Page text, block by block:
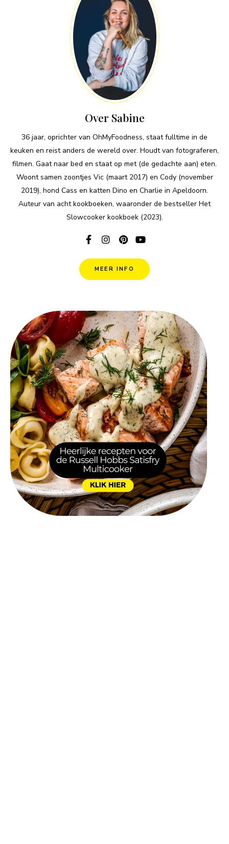
Over Sabine
36 jaar, oprichter van OhMyFoodness, staat fulltime in de
keuken en reist anders de wereld over. Houdt van fotograferen,
filmen. Gaat naar bed en staat op met (de gedachte aan) eten.
Woont samen zoontjes Vic (maart 2017) en Cody (november
2019), hond Cass en katten Dino en Charlie in Apeldoorn.
Auteur van acht kookboeken, waaronder de bestseller Het
Slowcooker kookboek (2023).
MEER INFO